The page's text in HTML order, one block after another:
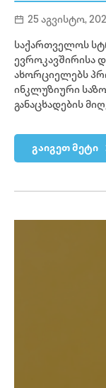
25 აგვისტო,
საქართველოს
ევროკავშირისა
ახორციელებს
ინკლუზიური
განაცხადების
გაიგეთ მეტი